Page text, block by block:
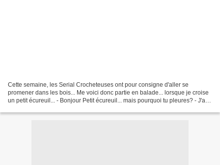
Cette semaine, les Serial Crocheteuses ont pour consigne d'aller se
promener dans les bois... Me voici donc partie en balade... lorsque je croise
un petit écureuil... - Bonjour Petit écureuil... mais pourquoi tu pleures? - J'aiiii